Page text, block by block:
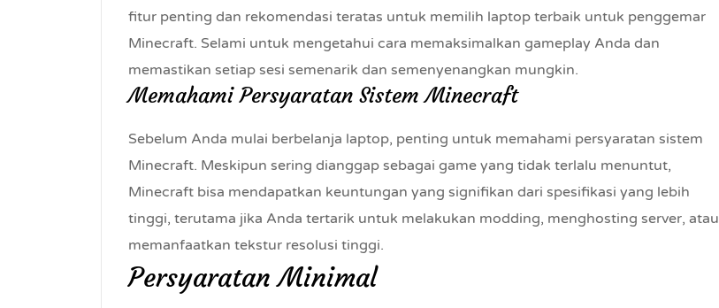
fitur penting dan rekomendasi teratas untuk memilih laptop terbaik untuk penggemar
Minecraft. Selami untuk mengetahui cara memaksimalkan gameplay Anda dan
memastikan setiap sesi semenarik dan semenyenangkan mungkin.
Memahami Persyaratan Sistem Minecraft
Sebelum Anda mulai berbelanja laptop, penting untuk memahami persyaratan sistem
Minecraft. Meskipun sering dianggap sebagai game yang tidak terlalu menuntut,
Minecraft bisa mendapatkan keuntungan yang signifikan dari spesifikasi yang lebih
tinggi, terutama jika Anda tertarik untuk melakukan modding, menghosting server, atau
memanfaatkan tekstur resolusi tinggi.
Persyaratan Minimal